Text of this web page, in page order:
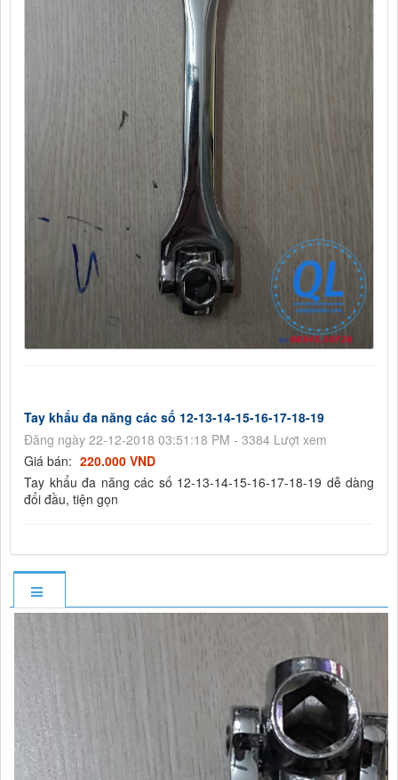
Tay khẩu đa năng các số 12-13-14-15-16-17-18-19
Đăng ngày 22-12-2018 03:51:18 PM - 3384 Lượt xem
Giá bán: 220.000 VND
Tay khẩu đa năng các số 12-13-14-15-16-17-18-19 dễ dàng
đổi đầu, tiện gọn